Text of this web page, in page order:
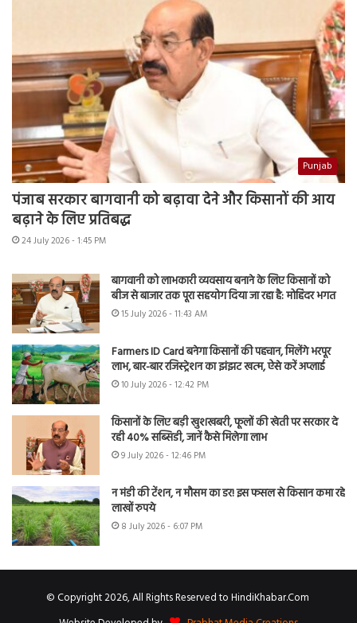
Punjab
पंजाब सरकार बागवानी को बढ़ावा देने और किसानों की आय
बढ़ाने के लिए प्रतिबद्ध
24 July 2026 - 1:45 PM
बागवानी को लाभकारी व्यवसाय बनाने के लिए किसानों को
बीज से बाजार तक पूरा सहयोग दिया जा रहा है: मोहिंदर भगत
15 July 2026 - 11:43 AM
Farmers ID Card बनेगा किसानों की पहचान, मिलेंगे भरपूर
लाभ, बार-बार रजिस्ट्रेशन का झंझट खत्म, ऐसे करें अप्लाई
10 July 2026 - 12:42 PM
किसानों के लिए बड़ी खुशखबरी, फूलों की खेती पर सरकार दे
रही 40% सब्सिडी, जानें कैसे मिलेगा लाभ
9 July 2026 - 12:46 PM
न मंडी की टेंशन, न मौसम का डर! इस फसल से किसान कमा रहे
लाखों रुपये
8 July 2026 - 6:07 PM
© Copyright 2026, All Rights Reserved to HindiKhabar.Com